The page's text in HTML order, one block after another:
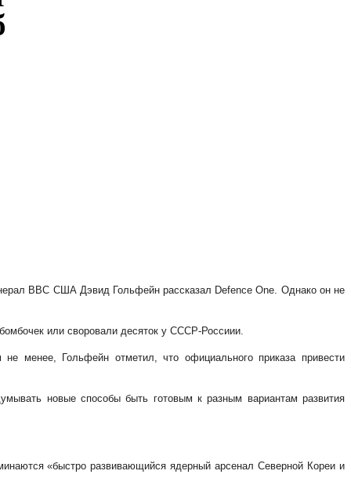
ВВС США Дэвид Гольфейн рассказал Defence One. Однако он не
или своровали десяток у СССР-Россиии.
менее, Гольфейн отметил, что официального приказа привести
новые способы быть готовым к разным вариантам развития
«быстро развивающийся ядерный арсенал Северной Кореи и